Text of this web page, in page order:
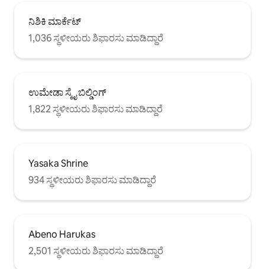
ನಿಶಿಕಿ ಮಾರ್ಕೆಟ್
1,036 ಸ್ಥಳೀಯರು ಶಿಫಾರಸು ಮಾಡಿದ್ದಾರೆ
ಉಮೇಡಾ ಸ್ಕೈ ಬಿಲ್ಡಿಂಗ್
1,822 ಸ್ಥಳೀಯರು ಶಿಫಾರಸು ಮಾಡಿದ್ದಾರೆ
Yasaka Shrine
934 ಸ್ಥಳೀಯರು ಶಿಫಾರಸು ಮಾಡಿದ್ದಾರೆ
Abeno Harukas
2,501 ಸ್ಥಳೀಯರು ಶಿಫಾರಸು ಮಾಡಿದ್ದಾರೆ